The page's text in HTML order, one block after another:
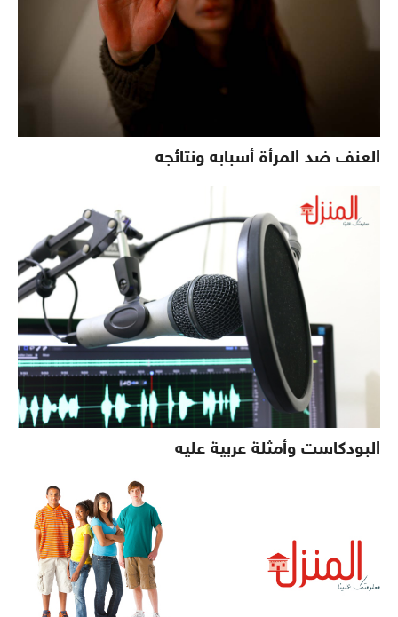
العنف ضد المرأة أسبابه ونتائجه
البودكاست وأمثلة عربية عليه